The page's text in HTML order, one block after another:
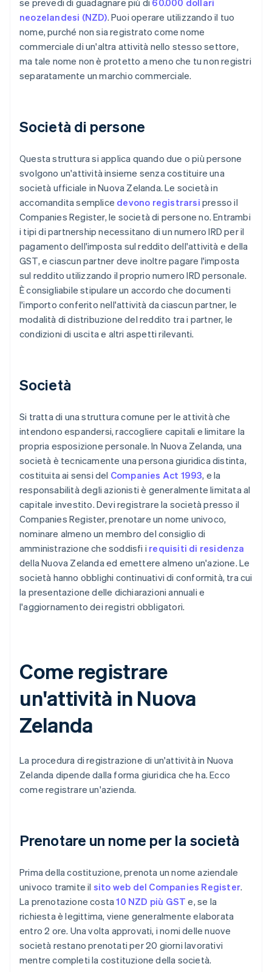
se prevedi di guadagnare più di 60.000 dollari
neozelandesi (NZD). Puoi operare utilizzando il tuo
nome, purché non sia registrato come nome
commerciale di un'altra attività nello stesso settore,
ma tale nome non è protetto a meno che tu non registri
separatamente un marchio commerciale.
Società di persone
Questa struttura si applica quando due o più persone
svolgono un'attività insieme senza costituire una
società ufficiale in Nuova Zelanda. Le società in
accomandita semplice devono registrarsi presso il
Companies Register, le società di persone no. Entrambi
i tipi di partnership necessitano di un numero IRD per il
pagamento dell'imposta sul reddito dell'attività e della
GST, e ciascun partner deve inoltre pagare l'imposta
sul reddito utilizzando il proprio numero IRD personale.
È consigliabile stipulare un accordo che documenti
l'importo conferito nell'attività da ciascun partner, le
modalità di distribuzione del reddito tra i partner, le
condizioni di uscita e altri aspetti rilevanti.
Società
Si tratta di una struttura comune per le attività che
intendono espandersi, raccogliere capitali e limitare la
propria esposizione personale. In Nuova Zelanda, una
società è tecnicamente una persona giuridica distinta,
costituita ai sensi del Companies Act 1993, e la
responsabilità degli azionisti è generalmente limitata al
capitale investito. Devi registrare la società presso il
Companies Register, prenotare un nome univoco,
nominare almeno un membro del consiglio di
amministrazione che soddisfi i requisiti di residenza
della Nuova Zelanda ed emettere almeno un'azione. Le
società hanno obblighi continuativi di conformità, tra cui
la presentazione delle dichiarazioni annuali e
l'aggiornamento dei registri obbligatori.
Come registrare
un'attività in Nuova
Zelanda
La procedura di registrazione di un'attività in Nuova
Zelanda dipende dalla forma giuridica che ha. Ecco
come registrare un'azienda.
Prenotare un nome per la società
Prima della costituzione, prenota un nome aziendale
univoco tramite il sito web del Companies Register.
La prenotazione costa10 NZD più GST e, se la
richiesta è legittima, viene generalmente elaborata
entro 2 ore. Una volta approvati, i nomi delle nuove
società restano prenotati per 20 giorni lavorativi
mentre completi la costituzione della società.